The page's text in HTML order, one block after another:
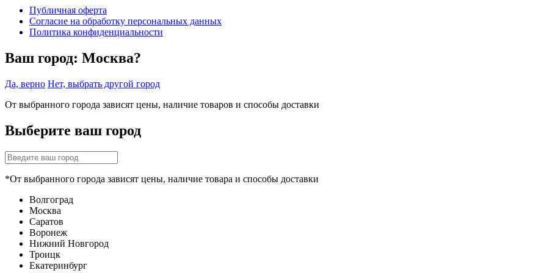
Публичная оферта
Согласие на обработку персональных данных
Политика конфиденциальности
Ваш город: Москва?
Да, верно Нет, выбрать другой город
От выбранного города зависят цены, наличие товаров и способы доставки
Выберите ваш город
*От выбранного города зависят цены, наличие товара и способы доставки
Волгоград
Москва
Саратов
Воронеж
Нижний Новгород
Троицк
Екатеринбург